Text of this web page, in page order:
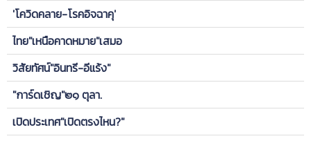
'โควิดคลาย-โรคอิจฉาคุ'
ไทย"เหนือคาดหมาย"เสมอ
วิสัยทัศน์"อินทรี-อีแร้ง"
"การ์ดเชิญ"๒๑ ตุลา.
เปิดประเทศ"เปิดตรงไหน?"